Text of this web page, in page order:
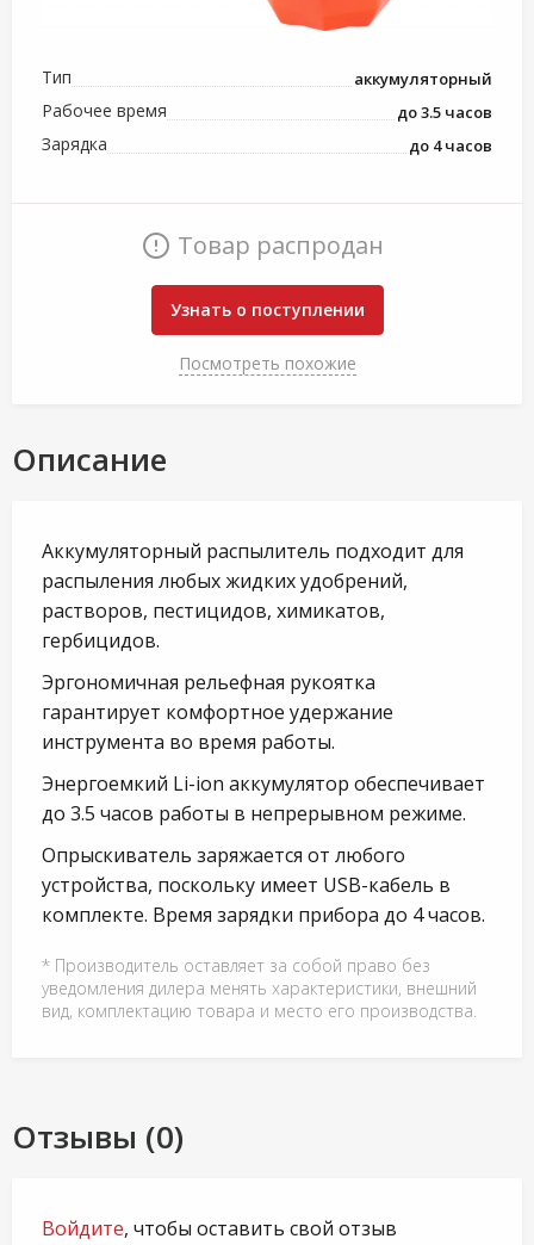
Тип аккумуляторный
Рабочее время до 3.5 часов
Зарядка до 4 часов
Товар распродан
Узнать о поступлении
Посмотреть похожие
Описание
Аккумуляторный распылитель подходит для
распыления любых жидких удобрений,
растворов, пестицидов, химикатов,
гербицидов.
Эргономичная рельефная рукоятка
гарантирует комфортное удержание
инструмента во время работы.
Энергоемкий Li-ion аккумулятор обеспечивает
до 3.5 часов работы в непрерывном режиме.
Опрыскиватель заряжается от любого
устройства, поскольку имеет USB-кабель в
комплекте. Время зарядки прибора до 4 часов.
* Производитель оставляет за собой право без
уведомления дилера менять характеристики, внешний
вид, комплектацию товара и место его производства.
Отзывы (0)
Войдите, чтобы оставить свой отзыв